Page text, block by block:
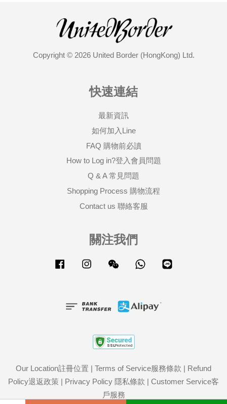
Copyright © 2026 United Border (HongKong) Ltd.
快速連結
最新資訊
如何加入Line
FAQ 購物前必讀
How to Log in?登入會員問題
Q & A 常見問題
Shopping Process 購物流程
Contact us 聯絡客服
關注我們
Facebook Instagram Wechat Whatsapp
Our Location註冊位置 | Terms of Service服務條款 | Refund
Policy退返政策 | Privacy Policy 隱私條款 | Customer Service客
戶服務